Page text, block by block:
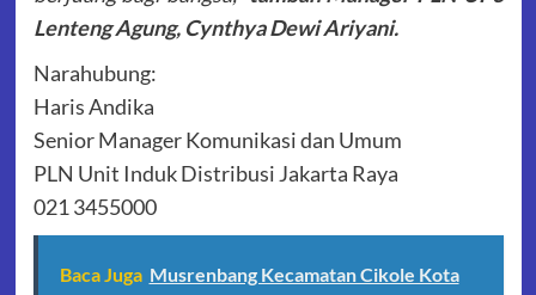
Lenteng Agung, Cynthya Dewi Ariyani.
Narahubung:
Haris Andika
Senior Manager Komunikasi dan Umum
PLN Unit Induk Distribusi Jakarta Raya
021 3455000
Baca Juga Musrenbang Kecamatan Cikole Kota